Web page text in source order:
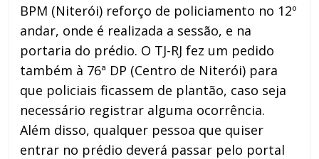
BPM (Niterói) reforço de policiamento no 12º
andar, onde é realizada a sessão, e na
portaria do prédio. O TJ-RJ fez um pedido
também à 76ª DP (Centro de Niterói) para
que policiais ficassem de plantão, caso seja
necessário registrar alguma ocorrência.
Além disso, qualquer pessoa que quiser
entrar no prédio deverá passar pelo portal